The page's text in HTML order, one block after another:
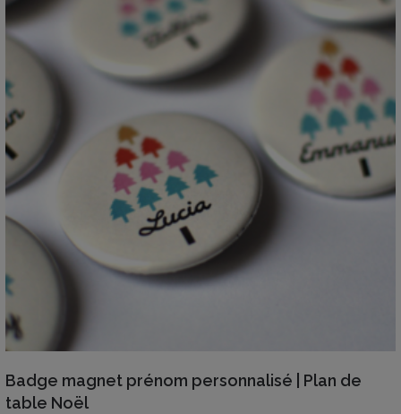
Badge magnet prénom personnalisé | Plan de
table Noël